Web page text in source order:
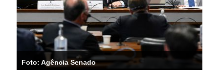
Foto: Agência Senado